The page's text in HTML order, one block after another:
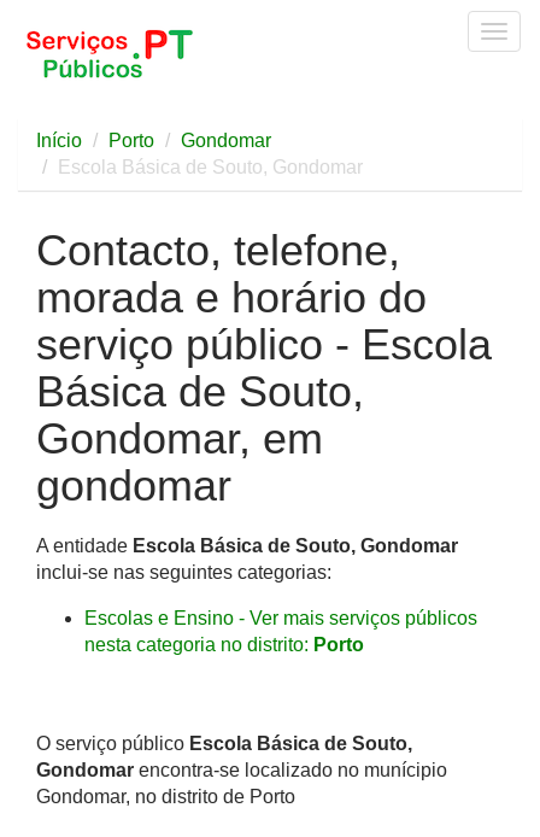
Início Porto
Gondomar
Escola Básica de Souto, Gondomar
Contacto, telefone,
morada e horário do
serviço público - Escola
Básica de Souto,
Gondomar, em
gondomar
A entidade Escola Básica de Souto, Gondomar
inclui-se nas seguintes categorias:
Escolas e Ensino - Ver mais serviços públicos
nesta categoria no distrito: Porto
O serviço público Escola Básica de Souto,
Gondomar encontra-se localizado no munícipio
Gondomar, no distrito de Porto